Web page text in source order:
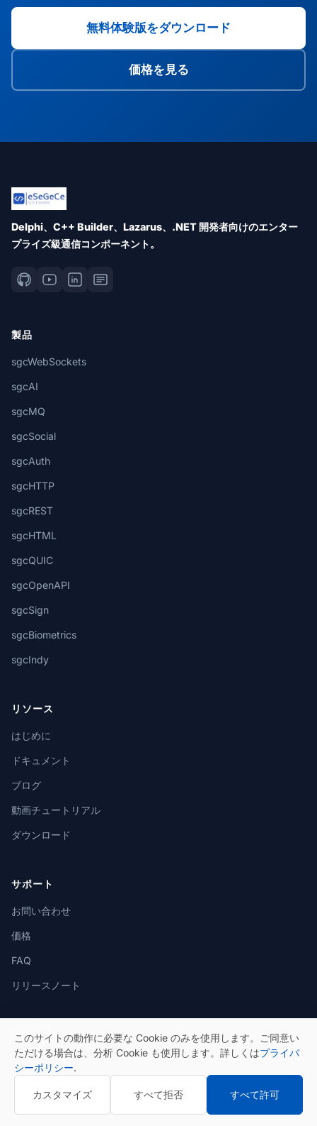
無料体験版をダウンロード
価格を見る
Delphi、C++ Builder、Lazarus、.NET 開発者向けのエンター
プライズ級通信コンポーネント。
製品
sgcWebSockets
sgcAI
sgcMQ
sgcSocial
sgcAuth
sgcHTTP
sgcREST
sgcHTML
sgcQUIC
sgcOpenAPI
sgcSign
sgcBiometrics
sgcIndy
リソース
はじめに
ドキュメント
ブログ
動画チュートリアル
ダウンロード
サポート
お問い合わせ
価格
FAQ
リリースノート
法的事項
プライバシーポリシー
Cookie ポリシー
このサイトの動作に必要な Cookie のみを使用します。ご同意い
ただける場合は、分析 Cookie も使用します。詳しくはプライバ
シーポリシー.
カスタマイズ すべて拒否 すべて許可